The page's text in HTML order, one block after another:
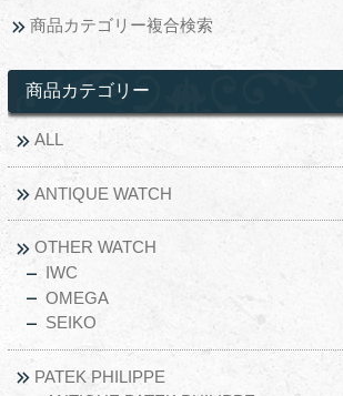
商品カテゴリー複合検索
商品カテゴリー
ALL
ANTIQUE WATCH
OTHER WATCH
IWC
OMEGA
SEIKO
PATEK PHILIPPE